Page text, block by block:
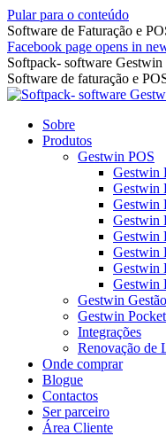
Pular para o conteúdo
Software de Faturação e
Facebook page opens in
Softpack- software Gestwin
Software de faturação e
Sobre
Produtos
Gestwin POS
Gestwin
Gestwin
Gestwin
Gestwin
Gestwin
Gestwin
Gestwin
Gestwin
Gestwin
Gestwin Pocket
Integrações
Renovação de
Onde comprar
Blogue
Contactos
Ser parceiro
Área Cliente